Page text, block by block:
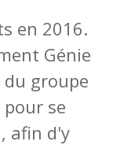
en 2016.
Génie
groupe
se
afin d'y